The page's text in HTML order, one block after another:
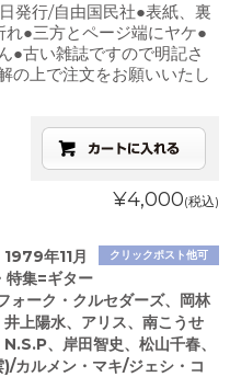
発行/自由国民社●表紙、裏
●三方とページ端にヤケ●
●古い雑誌ですので明記さ
の上で注文をお願いいたし
¥4,000(税込)
クリックポスト他可
年11月
集=ギター
ォーク・クルセダーズ、岡林
上陽水、アリス、南こうせ
、岸田智史、松山千春、
カルメン・マキ/ジェシ・コ